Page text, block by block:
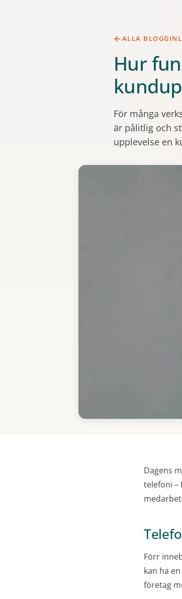
ALLA
Hur
För många
är pålitlig och
upplevelse en
Dagens
telefoni –
Förr
kan ha
företag